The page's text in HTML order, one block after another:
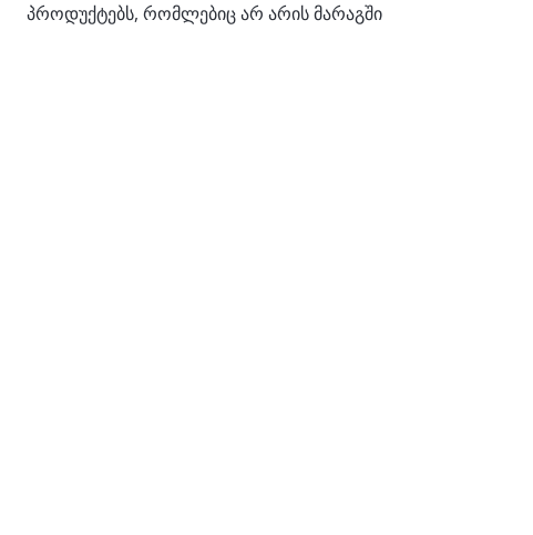
პროდუქტებს, რომლებიც არ არის მარაგში